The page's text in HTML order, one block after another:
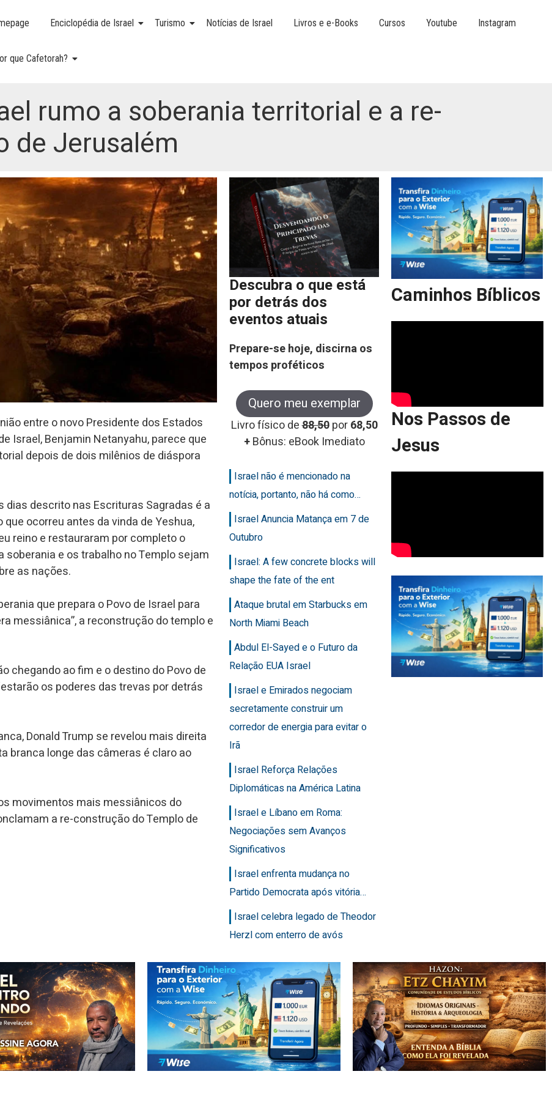
Enciclopédia de Israel Turismo Notícias de Israel Livros e e-Books Cursos Youtube Instagram
que Cafetorah?
rumo a soberania territorial e a re-
de Jerusalém
entre o novo Presidente dos Estados
Israel, Benjamin Netanyahu, parece que
depois de dois milênios de diáspora
descrito nas Escrituras Sagradas é a
ocorreu antes da vinda de Yeshua,
reino e restauraram por completo o
e os trabalho no Templo sejam
as nações.
que prepara o Povo de Israel para
messiânica”, a reconstrução do templo e
chegando ao fim e o destino do Povo de
os poderes das trevas por detrás
Donald Trump se revelou mais direita
branca longe das câmeras é claro ao
movimentos mais messiânicos do
a re-construção do Templo de
Descubra o que está
por detrás dos
eventos atuais
Prepare-se hoje, discirna os
tempos proféticos
Quero meu exemplar
Livro físico de88,50 por68,50
+Bônus: eBook Imediato
Israel não é mencionado na
notícia, portanto, não há como…
Israel Anuncia Matança em 7 de
Outubro
Israel: A few concrete blocks will
shape the fate of the ent
Ataque brutal em Starbucks em
North Miami Beach
Abdul El-Sayed e o Futuro da
Relação EUA Israel
Israel e Emirados negociam
secretamente construir um
corredor de energia para evitar o
Irã
Israel Reforça Relações
Diplomáticas na América Latina
Israel e Líbano em Roma:
Negociações sem Avanços
Significativos
Israel enfrenta mudança no
Partido Democrata após vitória…
Israel celebra legado de Theodor
Herzl com enterro de avós
Caminhos Bíblicos
Nos Passos de
Jesus